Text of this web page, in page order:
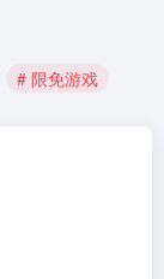
# 限免游戏